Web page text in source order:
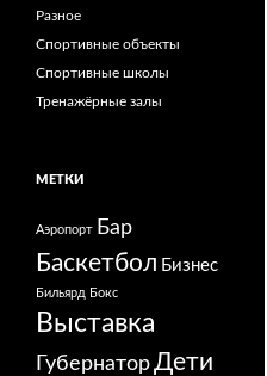
Разное
Спортивные объекты
Спортивные школы
Тренажёрные залы
МЕТКИ
Аэропорт Бар
Баскетбол Бизнес
Бильярд Бокс
Выставка
ГубернаторДети